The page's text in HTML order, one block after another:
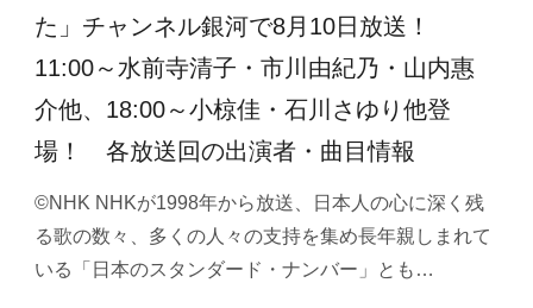
た」チャンネル銀河で8月10日放送！
11:00～水前寺清子・市川由紀乃・山内惠
介他、18:00～小椋佳・石川さゆり他登
場！ 各放送回の出演者・曲目情報
©NHK NHKが1998年から放送、日本人の心に深く残
る歌の数々、多くの人々の支持を集め長年親しまれて
いる「日本のスタンダード・ナンバー」とも…